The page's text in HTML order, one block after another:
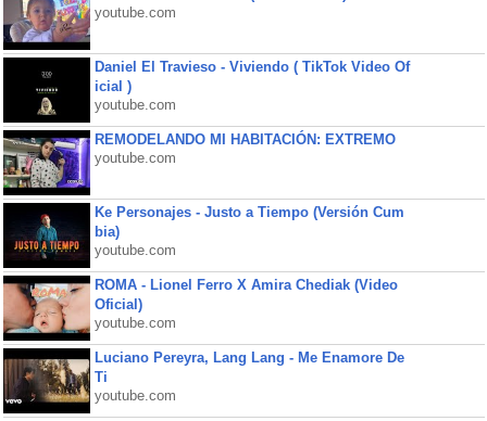
youtube.com
Daniel El Travieso - Viviendo ( TikTok Video Of
icial )
youtube.com
REMODELANDO MI HABITACIÓN: EXTREMO
youtube.com
Ke Personajes - Justo a Tiempo (Versión Cum
bia)
youtube.com
ROMA - Lionel Ferro X Amira Chediak (Video
Oficial)
youtube.com
Luciano Pereyra, Lang Lang - Me Enamore De
Ti
youtube.com